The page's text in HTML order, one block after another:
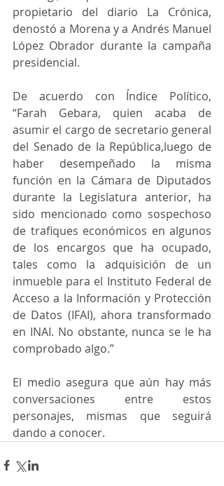
propietario del diario La Crónica,
denostó a Morena y a Andrés Manuel
López Obrador durante la campaña
presidencial.
De acuerdo con Índice Político,
“Farah Gebara, quien acaba de
asumir el cargo de secretario general
del Senado de la República,luego de
haber desempeñado la misma
función en la Cámara de Diputados
durante la Legislatura anterior, ha
sido mencionado como sospechoso
de trafiques económicos en algunos
de los encargos que ha ocupado,
tales como la adquisición de un
inmueble para el Instituto Federal de
Acceso a la Información y Protección
de Datos (IFAI), ahora transformado
en INAI. No obstante, nunca se le ha
comprobado algo.”
El medio asegura que aún hay más
conversaciones entre estos
personajes, mismas que seguirá
dando a conocer.